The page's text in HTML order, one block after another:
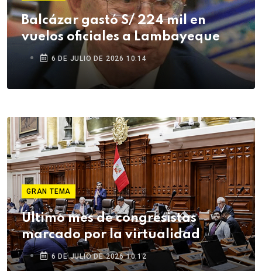
Balcázar gastó S/ 224 mil en
vuelos oficiales a Lambayeque
6 DE JULIO DE 2026 10:14
GRAN TEMA
Último mes de congresistas
marcado por la virtualidad
6 DE JULIO DE 2026 10:12